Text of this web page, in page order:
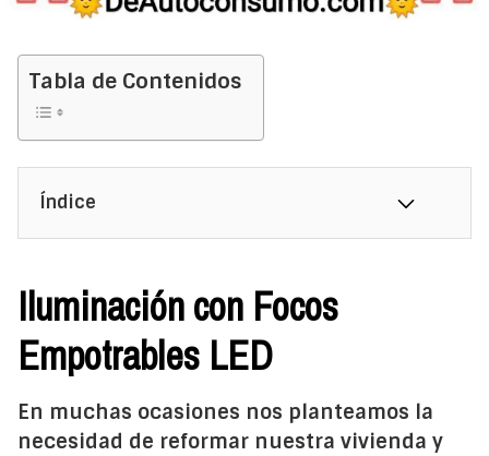
Tabla de Contenidos
Índice
Iluminación con Focos
Empotrables LED
En muchas ocasiones nos planteamos la
necesidad de reformar nuestra vivienda y